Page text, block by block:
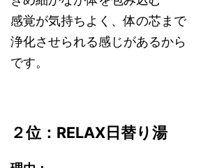
感覚が気持ちよく、体の芯まで
浄化させられる感じがあるから
です。
２位：RELAX日替り湯